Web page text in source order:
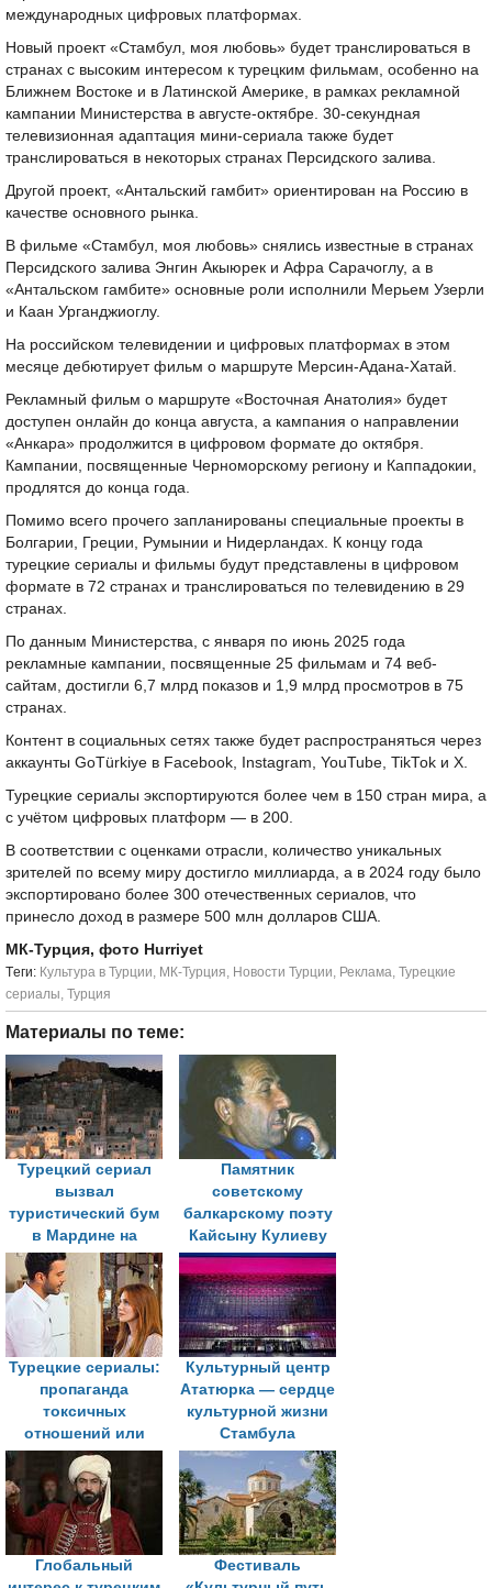
международных цифровых платформах.
Новый проект «Стамбул, моя любовь» будет транслироваться в
странах с высоким интересом к турецким фильмам, особенно на
Ближнем Востоке и в Латинской Америке, в рамках рекламной
кампании Министерства в августе-октябре. 30-секундная
телевизионная адаптация мини-сериала также будет
транслироваться в некоторых странах Персидского залива.
Другой проект, «Антальский гамбит» ориентирован на Россию в
качестве основного рынка.
В фильме «Стамбул, моя любовь» снялись известные в странах
Персидского залива Энгин Акыюрек и Афра Сарачоглу, а в
«Антальском гамбите» основные роли исполнили Мерьем Узерли
и Каан Урганджиоглу.
На российском телевидении и цифровых платформах в этом
месяце дебютирует фильм о маршруте Мерсин-Адана-Хатай.
Рекламный фильм о маршруте «Восточная Анатолия» будет
доступен онлайн до конца августа, а кампания о направлении
«Анкара» продолжится в цифровом формате до октября.
Кампании, посвященные Черноморскому региону и Каппадокии,
продлятся до конца года.
Помимо всего прочего запланированы специальные проекты в
Болгарии, Греции, Румынии и Нидерландах. К концу года
турецкие сериалы и фильмы будут представлены в цифровом
формате в 72 странах и транслироваться по телевидению в 29
странах.
По данным Министерства, с января по июнь 2025 года
рекламные кампании, посвященные 25 фильмам и 74 веб-
сайтам, достигли 6,7 млрд показов и 1,9 млрд просмотров в 75
странах.
Контент в социальных сетях также будет распространяться через
аккаунты GoTürkiye в Facebook, Instagram, YouTube, TikTok и X.
Турецкие сериалы экспортируются более чем в 150 стран мира, а
с учётом цифровых платформ — в 200.
В соответствии с оценками отрасли, количество уникальных
зрителей по всему миру достигло миллиарда, а в 2024 году было
экспортировано более 300 отечественных сериалов, что
принесло доход в размере 500 млн долларов США.
МК-Турция, фото Hurriyet
Tеги: Культура в Турции, МК-Турция, Новости Турции, Реклама, Турецкие
сериалы, Турция
Материалы по теме:
Турецкий сериал
вызвал
туристический бум
в Мардине на
востоке страны
Памятник
советскому
балкарскому поэту
Кайсыну Кулиеву
установлен в
Анкаре
Турецкие сериалы:
пропаганда
токсичных
отношений или
канал культурного
влияния?
Культурный центр
Ататюрка — сердце
культурной жизни
Стамбула
Глобальный
Фестиваль